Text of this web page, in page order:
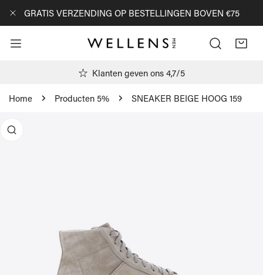
NAAR ARTIKEL
GRATIS VERZENDING OP BESTELLINGEN BOVEN €75
Klanten geven ons 4,7/5
Home Producten 5% SNEAKER BEIGE HOOG 159